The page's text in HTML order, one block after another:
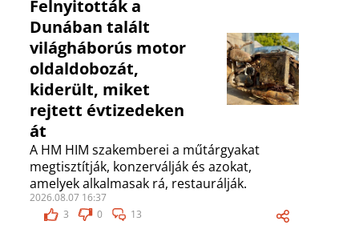
Felnyitották a
Dunában talált
világháborús motor
oldaldobozát,
kiderült, miket
rejtett évtizedeken
át
A HM HIM szakemberei a műtárgyakat
megtisztítják, konzerválják és azokat,
amelyek alkalmasak rá, restaurálják.
2026.08.07 16:37
3
0 13